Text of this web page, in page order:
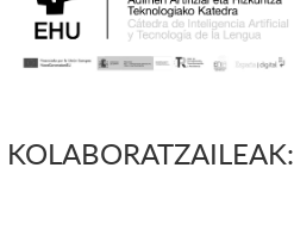
KOLABORATZAILEAK: